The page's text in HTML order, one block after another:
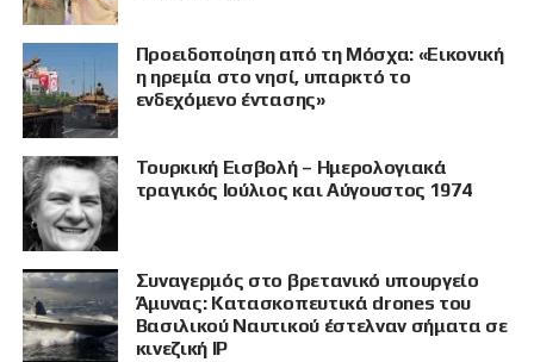
ΠΡΟΒΟΛΗ
Προειδοποίηση από τη Μόσχα: «Εικονική
η ηρεμία στο νησί, υπαρκτό το
ενδεχόμενο έντασης»
Τουρκική Εισβολή – Ημερολογιακά
τραγικός Ιούλιος και Αύγουστος 1974
Συναγερμός στο βρετανικό υπουργείο
Άμυνας: Κατασκοπευτικά drones του
Βασιλικού Ναυτικού έστελναν σήματα σε
κινεζική IP